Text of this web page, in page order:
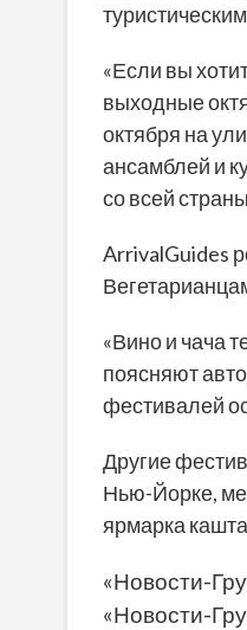
«Если вы
выходные
октября на
ансамблей и
со всей
ArrivalGuides
«Вино и чача
поясняют
фестивалей
Другие
Нью-Йорке,
ярмарка
«Новости-
«Новости-